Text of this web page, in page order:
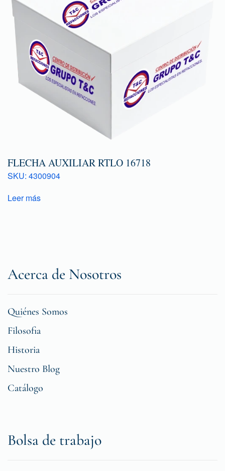
FLECHA AUXILIAR RTLO 16718
SKU: 4300904
Leer más
Acerca de Nosotros
Quiénes Somos
Filosofia
Historia
Nuestro Blog
Catálogo
Bolsa de trabajo